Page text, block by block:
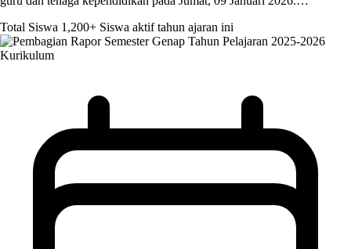
Total Siswa 1,200+ Siswa aktif tahun ajaran ini
Kurikulum